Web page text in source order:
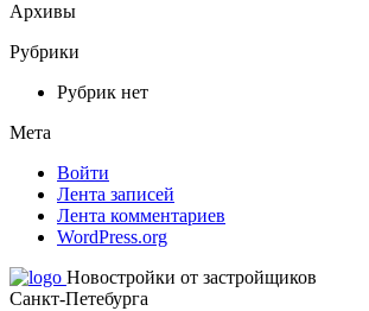
Архивы
Рубрики
Рубрик нет
Мета
Войти
Лента записей
Лента комментариев
WordPress.org
Новостройки от застройщиков
Санкт-Петебурга